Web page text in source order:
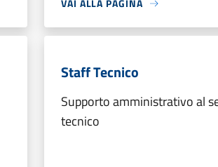
VAI ALLA PAGINA
Staff Tecnico
Supporto amministrativo al
tecnico